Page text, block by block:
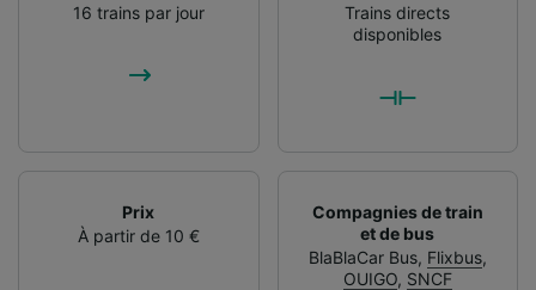
16 trains par jour
Trains directs
disponibles
Prix
À partir de 10 €
Compagnies de train
et de bus
BlaBlaCar Bus, Flixbus,
OUIGO, SNCF